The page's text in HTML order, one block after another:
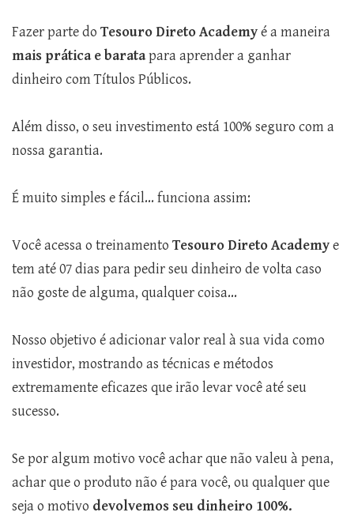
Fazer parte do Tesouro Direto Academyé a maneira
mais prática e baratapara aprender a ganhar
dinheiro com Títulos Públicos.
Além disso, o seu investimento está 100% seguro com a
nossa garantia.
É muito simples e fácil... funciona assim:
Você acessa o treinamento Tesouro Direto Academye
tem até 07 dias para pedir seu dinheiro de volta caso
não goste de alguma, qualquer coisa...
Nosso objetivo é adicionar valor real à sua vida como
investidor, mostrando as técnicas e métodos
extremamente eficazes que irão levar você até seu
sucesso.
Se por algum motivo você achar que não valeu à pena,
achar que o produto não é para você, ou qualquer que
seja o motivo devolvemos seu dinheiro 100%.